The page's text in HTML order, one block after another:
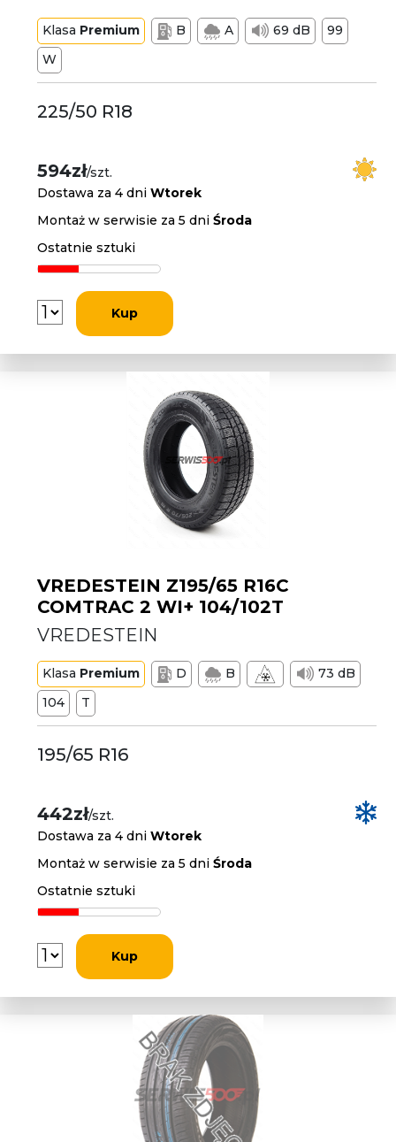
Klasa Premium B A 69 dB
99
W
225/50 R18
594zł/szt.
Dostawa za 4 dniWtorek
Montaż w serwisie za 5 dniŚroda
Ostatnie sztuki
Kup
VREDESTEIN Z195/65 R16C
COMTRAC 2 WI+ 104/102T
VREDESTEIN
Klasa Premium D B
73 dB
104
T
195/65 R16
442zł/szt.
Dostawa za 4 dniWtorek
Montaż w serwisie za 5 dniŚroda
Ostatnie sztuki
Kup